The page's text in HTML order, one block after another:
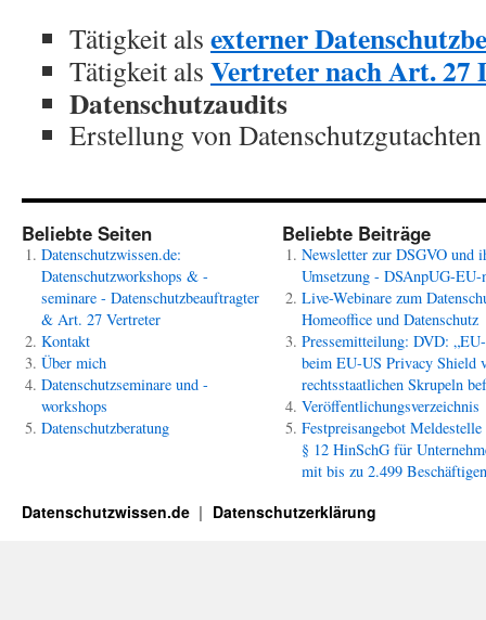
Tätigkeit als externer
Tätigkeit als Vertreter nach Art. 27
Datenschutzaudits
Erstellung von
Beliebte Seiten
Datenschutzwissen.de:
Datenschutzworkshops & -
seminare - Datenschutzbeauftragter
& Art. 27 Vertreter
Kontakt
Über mich
Datenschutzseminare und -
workshops
Datenschutzberatung
Beliebte Beiträge
Newsletter zur DSGVO und
Umsetzung - DSAnpUG-EU-
Live-Webinare zum
Homeoffice und Datenschutz
Pressemitteilung: DVD:
beim EU-US Privacy Shield
rechtsstaatlichen Skrupeln
Veröffentlichungsverzeichnis
Festpreisangebot Meldestelle
§ 12 HinSchG für
mit bis zu 2.499 Beschäftigen
Datenschutzwissen.de Datenschutzerklärung